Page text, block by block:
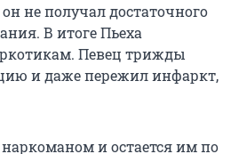
не получал достаточного
В итоге Пьеха
Певец трижды
и даже пережил инфаркт,
и остается им по